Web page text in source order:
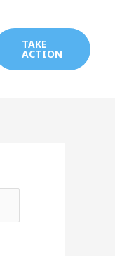
TAKE
ACTION